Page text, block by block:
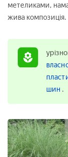
метеликами,
жива композиція.
шин .